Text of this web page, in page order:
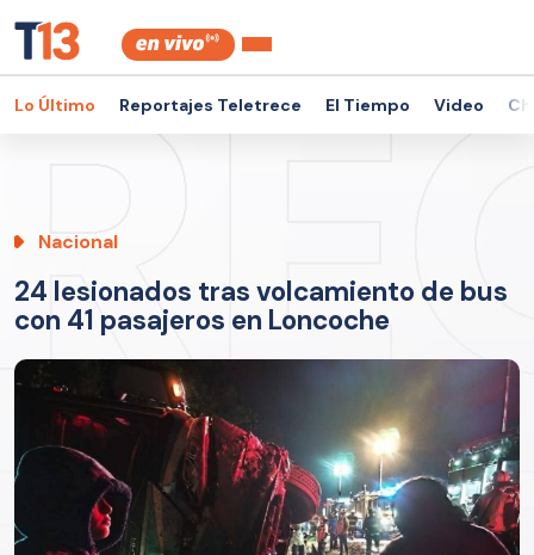
Lo Último Reportajes Teletrece El Tiempo Video
Nacional
24 lesionados tras volcamiento de bus
con 41 pasajeros en Loncoche